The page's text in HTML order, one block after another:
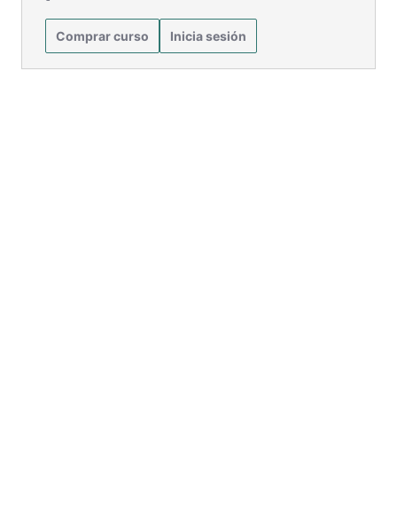
Comprar curso Inicia sesión